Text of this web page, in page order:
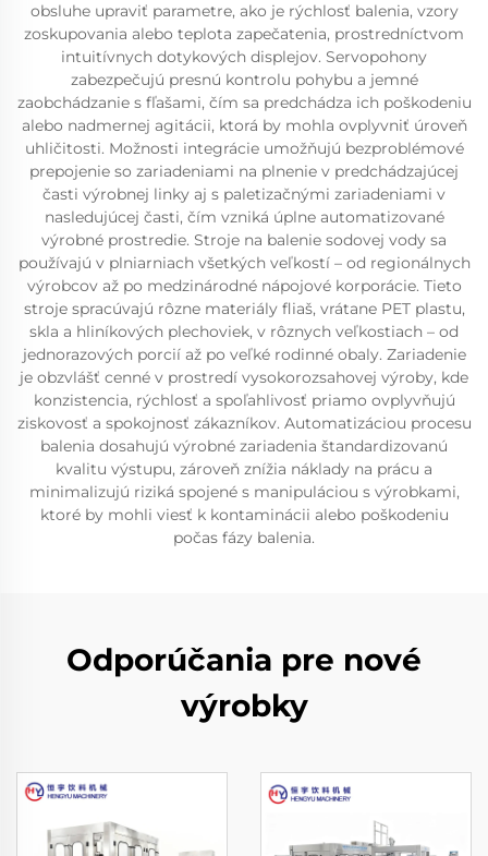
obsluhe upraviť parametre, ako je rýchlosť balenia, vzory
zoskupovania alebo teplota zapečatenia, prostredníctvom
intuitívnych dotykových displejov. Servopohony
zabezpečujú presnú kontrolu pohybu a jemné
zaobchádzanie s fľašami, čím sa predchádza ich poškodeniu
alebo nadmernej agitácii, ktorá by mohla ovplyvniť úroveň
uhličitosti. Možnosti integrácie umožňujú bezproblémové
prepojenie so zariadeniami na plnenie v predchádzajúcej
časti výrobnej linky aj s paletizačnými zariadeniami v
nasledujúcej časti, čím vzniká úplne automatizované
výrobné prostredie. Stroje na balenie sodovej vody sa
používajú v plniarniach všetkých veľkostí – od regionálnych
výrobcov až po medzinárodné nápojové korporácie. Tieto
stroje spracúvajú rôzne materiály fliaš, vrátane PET plastu,
skla a hliníkových plechoviek, v rôznych veľkostiach – od
jednorazových porcií až po veľké rodinné obaly. Zariadenie
je obzvlášť cenné v prostredí vysokorozsahovej výroby, kde
konzistencia, rýchlosť a spoľahlivosť priamo ovplyvňujú
ziskovosť a spokojnosť zákazníkov. Automatizáciou procesu
balenia dosahujú výrobné zariadenia štandardizovanú
kvalitu výstupu, zároveň znížia náklady na prácu a
minimalizujú riziká spojené s manipuláciou s výrobkami,
ktoré by mohli viesť k kontaminácii alebo poškodeniu
počas fázy balenia.
Odporúčania pre nové
výrobky